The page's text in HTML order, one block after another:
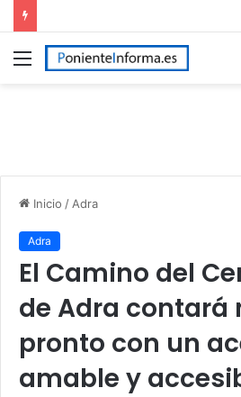
Menú
Inicio / Adra
Adra
El Camino del
de Adra contará
pronto con un
amable y